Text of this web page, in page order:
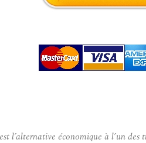
l’alternative économique à l’un